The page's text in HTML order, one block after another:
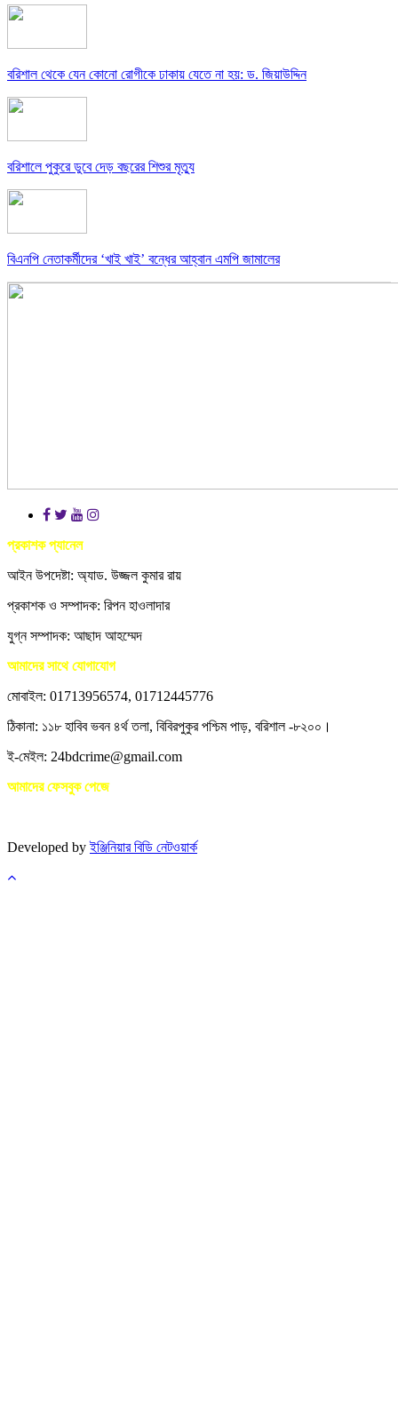
বরিশাল থেকে যেন কোনো রোগীকে ঢাকায় যেতে না হয়: ড. জিয়াউদ্দিন
বরিশালে পুকুরে ডুবে দেড় বছরের শিশুর মৃত্যু
বিএনপি নেতাকর্মীদের ‘খাই খাই’ বন্ধের আহ্বান এমপি জামালের
প্রকাশক প্যানেল
আইন উপদেষ্টা: অ্যাড. উজ্জল কুমার রায়
প্রকাশক ও সম্পাদক: রিপন হাওলাদার
যুগ্ন সম্পাদক: আছাদ আহম্মেদ
আমাদের সাথে যোগাযোগ
মোবাইল: 01713956574, 01712445776
ঠিকানা: ১১৮ হাবিব ভবন ৪র্থ তলা, বিবিরপুকুর পশ্চিম পাড়, বরিশাল -৮২০০।
ই-মেইল: 24bdcrime@gmail.com
আমাদের ফেসবুক পেজে
Developed byইঞ্জিনিয়ার বিডি নেটওয়ার্ক